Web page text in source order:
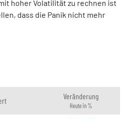
hoher Volatilität zu rechnen ist
dass die Panik nicht mehr
Veränderung
Heute in %